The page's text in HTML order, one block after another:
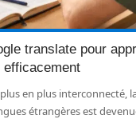
translate pour
efficacement
en plus interconnecté,
étrangères est